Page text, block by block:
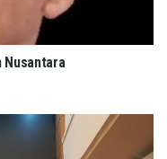
Nusantara